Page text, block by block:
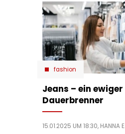
fashion
Jeans – ein ewiger
Dauerbrenner
15.01.2025 UM 18:30, HANNA